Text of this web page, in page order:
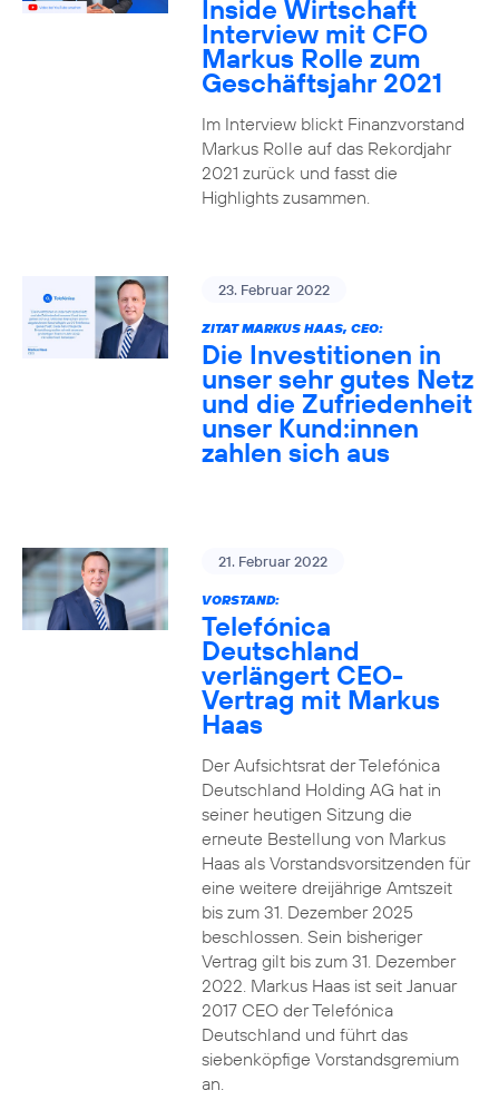
Inside Wirtschaft
Interview mit CFO
Markus Rolle zum
Geschäftsjahr 2021
Im Interview blickt Finanzvorstand
Markus Rolle auf das Rekordjahr
2021 zurück und fasst die
Highlights zusammen.
23. Februar 2022
ZITAT MARKUS HAAS, CEO:
Die Investitionen in
unser sehr gutes Netz
und die Zufriedenheit
unser Kund:innen
zahlen sich aus
21. Februar 2022
VORSTAND:
Telefónica
Deutschland
verlängert CEO-
Vertrag mit Markus
Haas
Der Aufsichtsrat der Telefónica
Deutschland Holding AG hat in
seiner heutigen Sitzung die
erneute Bestellung von Markus
Haas als Vorstandsvorsitzenden für
eine weitere dreijährige Amtszeit
bis zum 31. Dezember 2025
beschlossen. Sein bisheriger
Vertrag gilt bis zum 31. Dezember
2022. Markus Haas ist seit Januar
2017 CEO der Telefónica
Deutschland und führt das
siebenköpfige Vorstandsgremium
an.